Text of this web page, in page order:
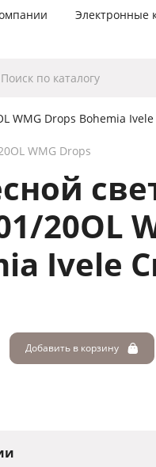
Электронные
WMG Drops Bohemia
20OL
Ivele
WMG Drops
Добавить в корзину